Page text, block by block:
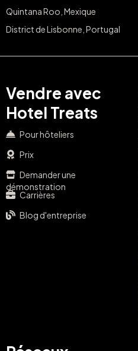
Quintana Roo, Mexique
District de Lisbonne, Portugal
Vendre avec
Hotel Treats
Pour hôteliers
Prix
Demander une
démonstration
Carrières
Blog d'entreprise